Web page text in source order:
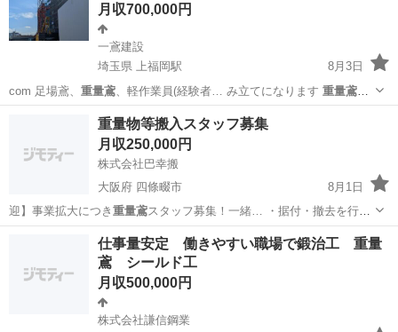
月収700,000円
一鳶建設
埼玉県 上福岡駅
8月3日
com 足場鳶、 重量鳶、軽作業員(経験者… み立てになります 重量鳶作
業内容は、空調、…
ふじみ野市 上福岡駅 未経験
重量物等搬入スタッフ募集
月収250,000円
株式会社巴幸搬
大阪府 四條畷市
8月1日
迎】事業拡大につき 重量鳶スタッフ募集！一緒… ・据付・撤去を行う
重量鳶
の仕事です。 最…
四條畷市 鳶職 未経験
仕事量安定 働きやすい職場で鍛治工 重量
鳶 シールド工
月収500,000円
株式会社謙信鋼業